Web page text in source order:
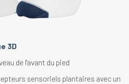
3D
de l'avant du pied
sensoriels plantaires avec un